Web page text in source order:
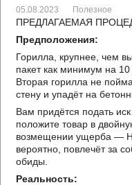
05.08.2023 Полезное
ПРЕДЛАГАЕМАЯ
Предположения:
Горилла, крупнее, чем
пакет как минимум на 10
Вторая горилла не
стену и упадёт на
Вам придётся подать
положите товар в
возмещении ущерба —
вероятно, повлечёт за
обиды.
Реальность: